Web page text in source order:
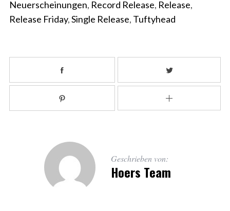
Neuerscheinungen, Record Release, Release,
Release Friday,Single Release, Tuftyhead
Geschrieben von:
Hoers Team